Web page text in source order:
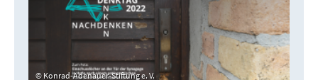
Konrad-Adenauer-Stiftung e. V.